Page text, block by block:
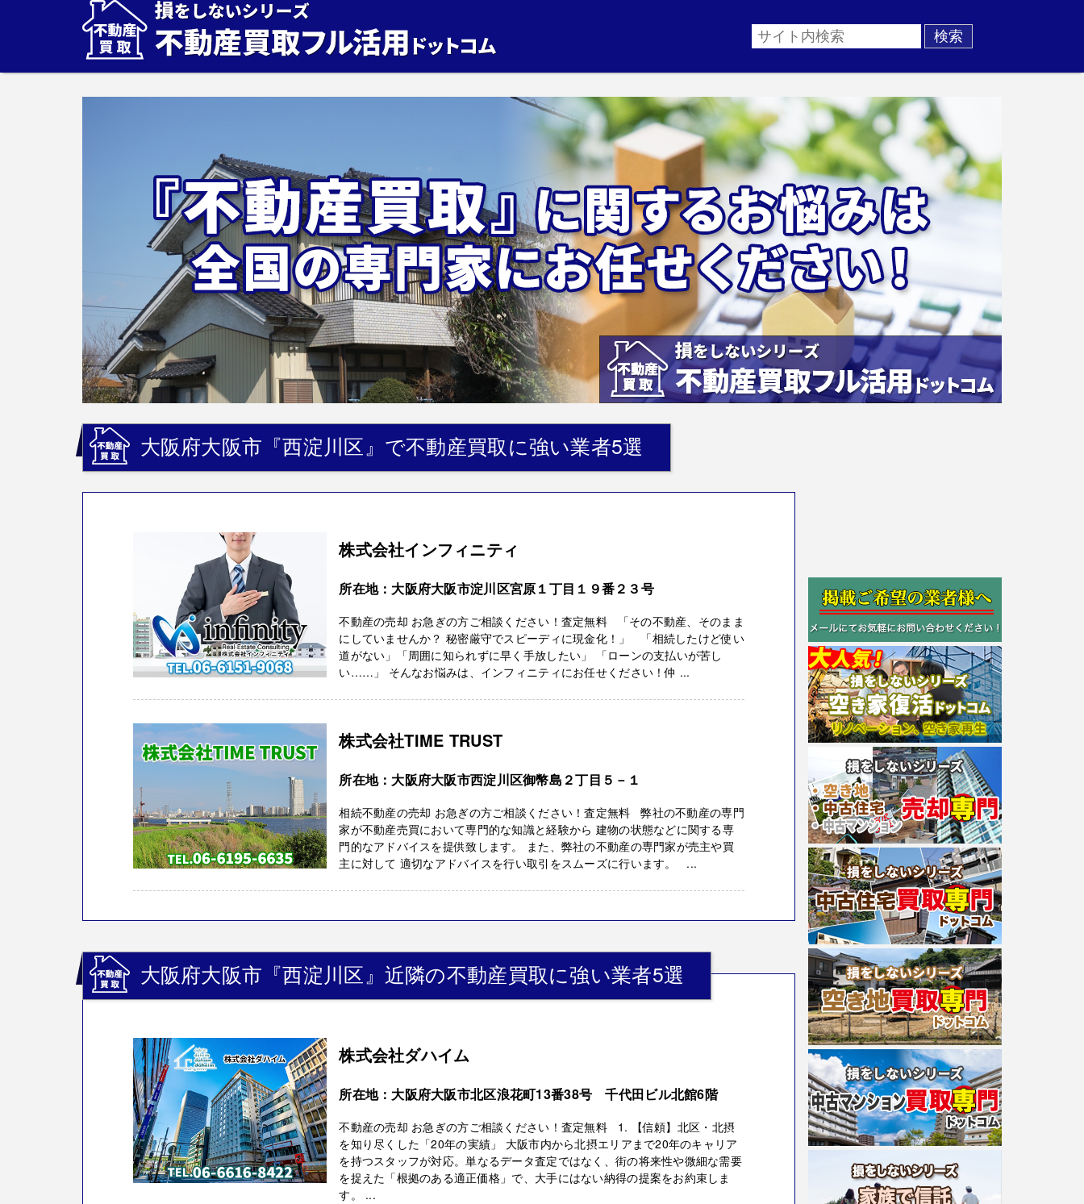
大阪府大阪市『西淀川区』で不動産買取に強い業者5選
株式会社インフィニティ
所在地：大阪府大阪市淀川区宮原１丁目１９番２３号
不動産の売却 お急ぎの方ご相談ください！査定無料 「その不動産、そのまま
にしていませんか？ 秘密厳守でスピーディに現金化！」 「相続したけど使い
道がない」「周囲に知られずに早く手放したい」 「ローンの支払いが苦し
い……」 そんなお悩みは、インフィニティにお任せください！仲 ...
株式会社TIME TRUST
所在地：大阪府大阪市西淀川区御幣島２丁目５－１
相続不動産の売却 お急ぎの方ご相談ください！査定無料 弊社の不動産の専門
家が不動産売買において専門的な知識と経験から 建物の状態などに関する専
門的なアドバイスを提供致します。 また、弊社の不動産の専門家が売主や買
主に対して 適切なアドバイスを行い取引をスムーズに行います。 ...
大阪府大阪市『西淀川区』近隣の不動産買取に強い業者5選
株式会社ダハイム
所在地：大阪府大阪市北区浪花町13番38号 千代田ビル北館6階
不動産の売却 お急ぎの方ご相談ください！査定無料 1. 【信頼】北区・北摂
を知り尽くした「20年の実績」 大阪市内から北摂エリアまで20年のキャリア
を持つスタッフが対応。単なるデータ査定ではなく、街の将来性や微細な需要
を捉えた「根拠のある適正価格」で、大手にはない納得の提案をお約束しま
す。 ...